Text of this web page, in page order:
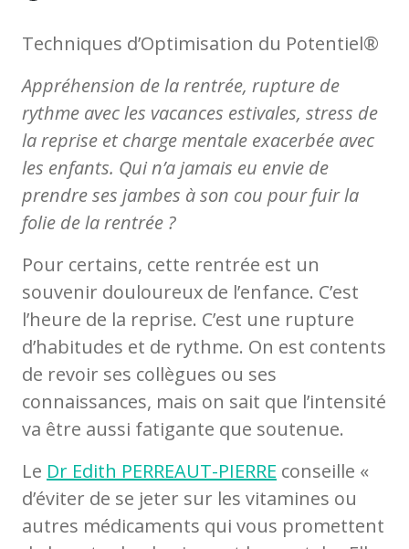
Techniques d’Optimisation du Potentiel®
Appréhension de la rentrée, rupture de
rythme avec les vacances estivales, stress de
la reprise et charge mentale exacerbée avec
les enfants. Qui n’a jamais eu envie de
prendre ses jambes à son cou pour fuir la
folie de la rentrée ?
Pour certains, cette rentrée est un
souvenir douloureux de l’enfance. C’est
l’heure de la reprise. C’est une rupture
d’habitudes et de rythme. On est contents
de revoir ses collègues ou ses
connaissances, mais on sait que l’intensité
va être aussi fatigante que soutenue.
Le Dr Edith PERREAUT-PIERRE conseille «
d’éviter de se jeter sur les vitamines ou
autres médicaments qui vous promettent